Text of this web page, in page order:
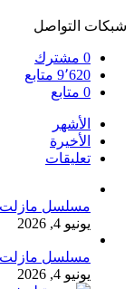
شبكات التواصل
0 مشترك
9٬620 متابع
0 متابع
الأشهر
الأخيرة
تعليقات
مسلسل مازلت في
يونيو 4, 2026
مسلسل مازلت
يونيو 4, 2026